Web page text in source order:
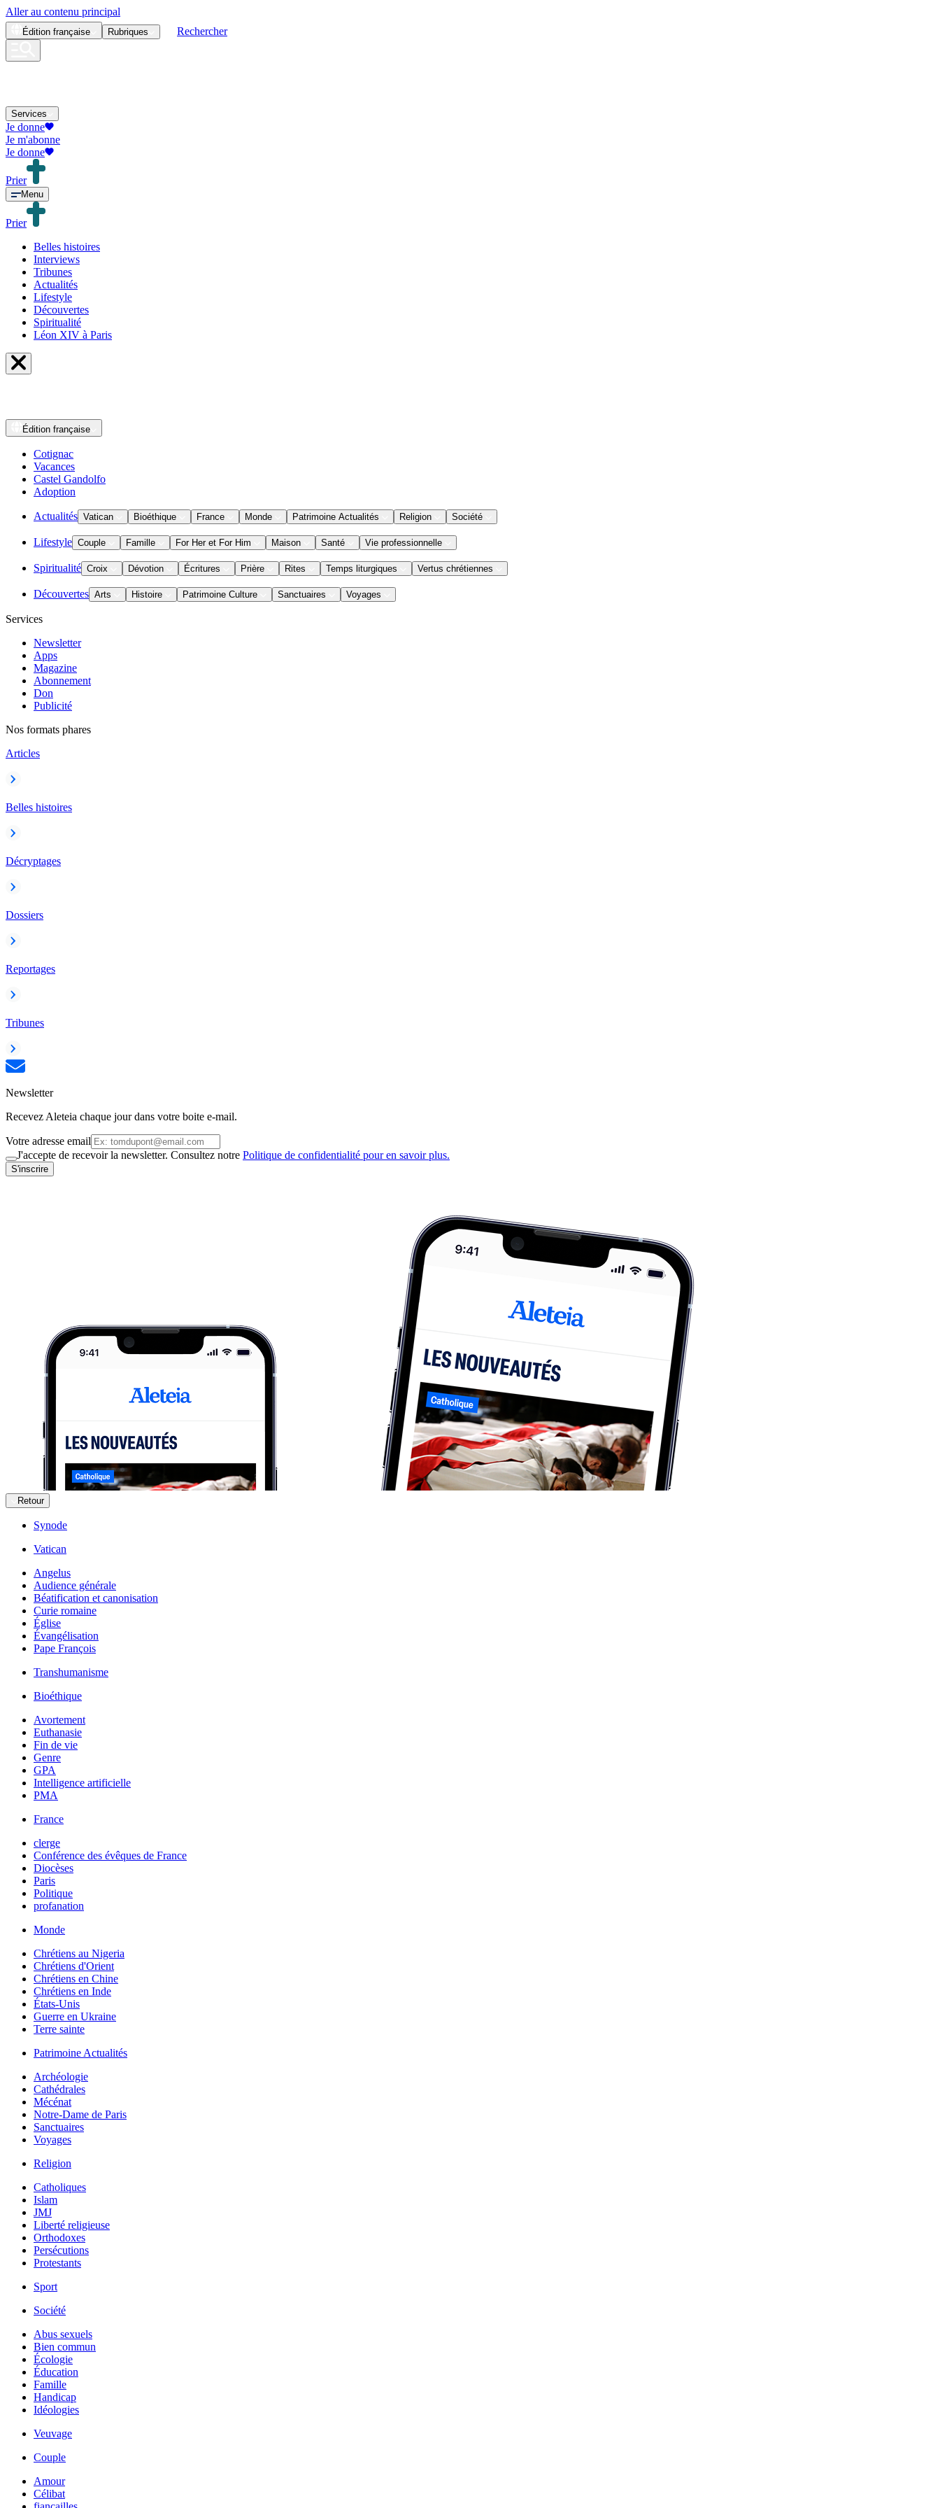
Aller au contenu principal
Édition française Rubriques Rechercher
Services
Je donne
Je m'abonne
Je donne
Prier
Menu
Prier
Belles histoires
Interviews
Tribunes
Actualités
Lifestyle
Découvertes
Spiritualité
Léon XIV à Paris
Édition française
Cotignac
Vacances
Castel Gandolfo
Adoption
Actualités Vatican Bioéthique France Monde Patrimoine Actualités Religion Société
Lifestyle Couple Famille For Her et For Him Maison Santé Vie professionnelle
Spiritualité Croix Dévotion Écritures Prière Rites Temps liturgiques Vertus chrétiennes
Découvertes Arts Histoire Patrimoine Culture Sanctuaires Voyages
Services
Newsletter
Apps
Magazine
Abonnement
Don
Publicité
Nos formats phares
Articles
Belles histoires
Décryptages
Dossiers
Reportages
Tribunes
Newsletter
Recevez Aleteia chaque jour dans votre boite e-mail.
Votre adresse email
J'accepte de recevoir la newsletter. Consultez notre Politique de confidentialité pour en savoir plus.
S'inscrire
Retour
Synode
Vatican
Angelus
Audience générale
Béatification et canonisation
Curie romaine
Église
Évangélisation
Pape François
Transhumanisme
Bioéthique
Avortement
Euthanasie
Fin de vie
Genre
GPA
Intelligence artificielle
PMA
France
clerge
Conférence des évêques de France
Diocèses
Paris
Politique
profanation
Monde
Chrétiens au Nigeria
Chrétiens d'Orient
Chrétiens en Chine
Chrétiens en Inde
États-Unis
Guerre en Ukraine
Terre sainte
Patrimoine Actualités
Archéologie
Cathédrales
Mécénat
Notre-Dame de Paris
Sanctuaires
Voyages
Religion
Catholiques
Islam
JMJ
Liberté religieuse
Orthodoxes
Persécutions
Protestants
Sport
Société
Abus sexuels
Bien commun
Écologie
Éducation
Famille
Handicap
Idéologies
Veuvage
Couple
Amour
Célibat